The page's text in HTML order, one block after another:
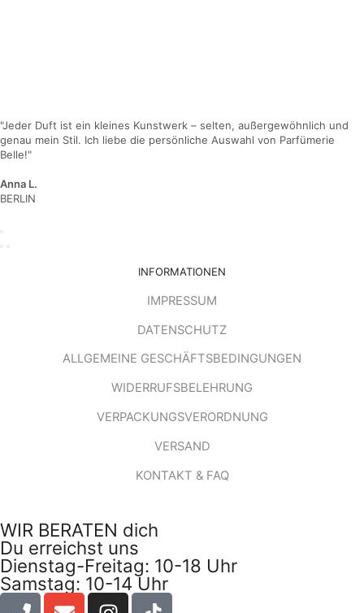
"Jeder Duft ist ein kleines Kunstwerk – selten, außergewöhnlich und
genau mein Stil. Ich liebe die persönliche Auswahl von Parfümerie
Belle!"
Anna L.
BERLIN
INFORMATIONEN
IMPRESSUM
DATENSCHUTZ
ALLGEMEINE GESCHÄFTSBEDINGUNGEN
WIDERRUFSBELEHRUNG
VERPACKUNGSVERORDNUNG
VERSAND
KONTAKT & FAQ
WIR BERATEN dich
Du erreichst uns
Dienstag-Freitag: 10-18 Uhr
Samstag: 10-14 Uhr